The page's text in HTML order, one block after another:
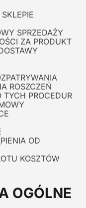
SPRZEDAŻY
ZA PRODUKT
ROSZCZEŃ
TYCH PROCEDUR
OD
KOSZTÓW
OGÓLNE